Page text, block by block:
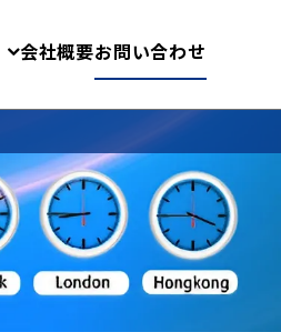
会社概要お問い合わせ